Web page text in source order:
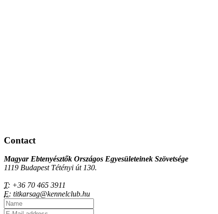
Contact
Magyar Ebtenyésztők Országos Egyesületeinek Szövetsége
1119 Budapest Tétényi út 130.
T: +36 70 465 3911
E: titkarsag@kennelclub.hu